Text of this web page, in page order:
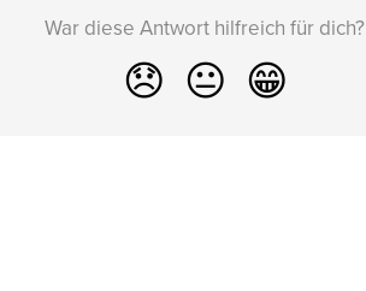
War diese Antwort hilfreich für dich?
😞 😐 😁